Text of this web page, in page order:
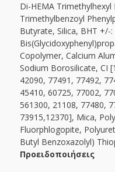
Di-HEMA
Trimethylbenzoyl
Butyrate, Silica, BHT +/-:
Copolymer, Calcium
Sodium Borosilicate, CI
42090, 77491, 77492,
45410, 60725, 77002,
561300, 21108, 77480,
73915,12370], Mica,
Fluorphlogopite,
Butyl Benzoxazolyl)
Προειδοποιήσεις